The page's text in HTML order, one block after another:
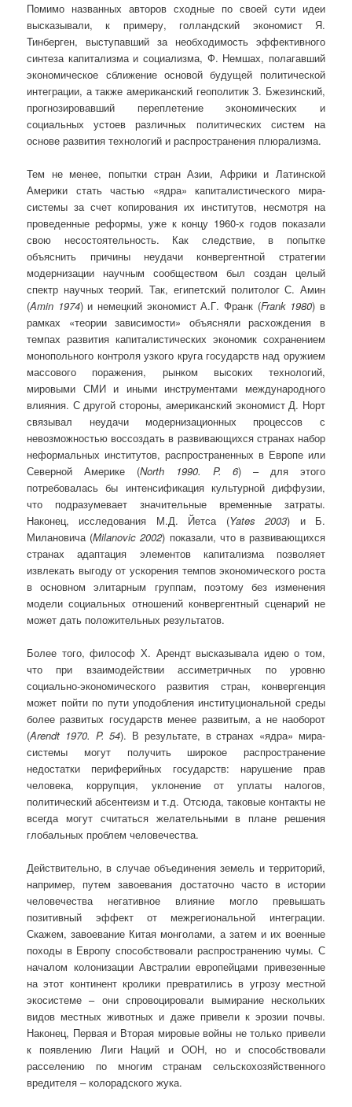
Помимо названных авторов сходные по своей сути идеи
высказывали, к примеру, голландский экономист Я.
Тинберген, выступавший за необходи­мость эффективного
синтеза капитализма и социализма, Ф. Немшах, пола­гавший
экономическое сближение основой будущей политической
интегра­ции, а также американский геополитик З. Бжезинский,
прогнозировавший переплетение экономических и
социальных устоев различных по­литических систем на
основе развития технологий и распростра­нения плюрализма.
Тем не менее, попытки стран Азии, Африки и Латинской
Америки стать частью «ядра» капиталистического мира-
системы за счет копирования их институтов, несмотря на
проведенные реформы, уже к концу 1960-х годов показали
свою несостоятельность. Как следствие, в попытке
объяснить причины неудачи конвергентной стратегии
модернизации научным сообществом был создан целый
спектр научных теорий. Так, египетский политолог С. Амин
(Amin 1974) и немецкий экономист А.Г. Франк (Frank 1980) в
рамках «теории зависимости» объясняли расхождения в
темпах развития капиталистических экономик сохранением
монопольного контроля узкого круга государств над оружием
массового поражения, рынком высоких технологий,
мировыми СМИ и иными инструментами международного
влияния. С другой стороны, американский экономист Д. Норт
связывал неудачи модернизационных процессов с
невозможностью воссоздать в развивающихся странах набор
неформальных институтов, распространенных в Европе или
Северной Америке (North1990. P. 6) – для этого
потребовалась бы интенсификация культурной диффузии,
что подразумевает значительные временные затраты.
Наконец, исследования М.Д. Йетса (Yates 2003) и Б.
Милановича (Milanovic 2002) показали, что в развивающихся
странах адаптация элементов капитализма позволяет
извлекать выгоду от ускорения темпов экономического роста
в основном элитарным группам, поэтому без изменения
модели социальных отношений конвергентный сценарий не
может дать положительных результатов.
Более того, философ Х. Арендт высказывала идею о том,
что при взаимодействии ассиметричных по уровню
социально-экономического развития стран, конвергенция
может пойти по пути уподобления институциональной среды
более развитых государств менее развитым, а не наоборот
(Arendt 1970. P. 54). В результате, в странах «ядра» мира-
системы могут получить широкое распространение
недостатки периферийных государств: нарушение прав
человека, коррупция, уклонение от уплаты налогов,
политический абсентеизм и т.д. Отсюда, таковые контакты не
всегда могут считаться желательными в плане решения
глобальных проблем человечества.
Действительно, в случае объединения земель и территорий,
например, путем завоевания достаточно часто в истории
человечества негативное влияние могло превышать
позитивный эффект от межрегиональной интеграции.
Скажем, завоевание Китая монголами, а затем и их военные
походы в Европу способствовали распространению чумы. С
началом колонизации Австралии европейцами привезенные
на этот континент кролики превратились в угрозу местной
экосистеме – они спровоцировали вымирание нескольких
видов местных животных и даже привели к эрозии почвы.
Наконец, Первая и Вторая мировые войны не только привели
к появлению Лиги Наций и ООН, но и способствовали
расселению по многим странам сельскохозяйственного
вредителя – колорадского жука.